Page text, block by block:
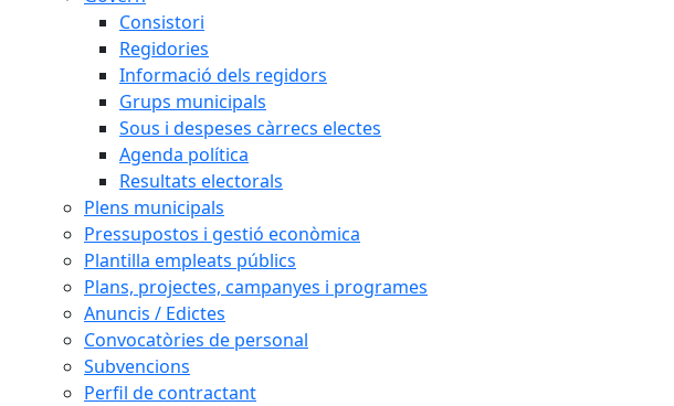
Consistori
Regidories
Informació dels regidors
Grups municipals
Sous i despeses càrrecs electes
Agenda política
Resultats electorals
Plens municipals
Pressupostos i gestió econòmica
Plantilla empleats públics
Plans, projectes, campanyes i programes
Anuncis / Edictes
Convocatòries de personal
Subvencions
Perfil de contractant